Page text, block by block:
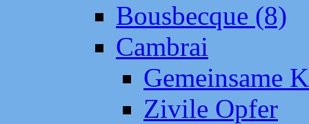
Bousbecque (8)
Cambrai
Gemeinsame
Zivile Opfer